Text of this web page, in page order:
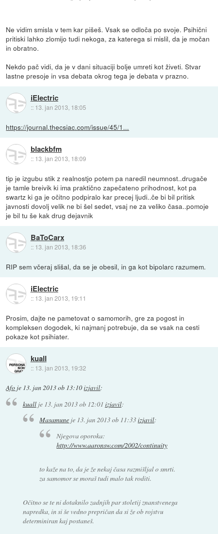
Ne vidim smisla v tem kar pišeš. Vsak se odloča po svoje. Psihični
pritiski lahko zlomijo tudi nekoga, za katerega si mislil, da je močan
in obratno.
Nekdo pač vidi, da je v dani situaciji bolje umreti kot živeti. Stvar
lastne presoje in vsa debata okrog tega je debata v prazno.
iElectric
:: 13. jan 2013, 18:05
https://journal.thecsiac.com/issue/45/1...
blackbfm
:: 13. jan 2013, 18:09
tip je izgubu stik z realnostjo potem pa naredil neumnost..drugače
je tamle breivik ki ima praktično zapečateno prihodnost, kot pa
swartz ki ga je očitno podpiralo kar precej ljudi..če bi bil pritisk
javnosti dovolj velik ne bi šel sedet, vsaj ne za veliko časa..pomoje
je bil tu še kak drug dejavnik
BaToCarx
:: 13. jan 2013, 18:36
RIP sem včeraj slišal, da se je obesil, in ga kot bipolarc razumem.
iElectric
:: 13. jan 2013, 19:11
Prosim, dajte ne pametovat o samomorih, gre za pogost in
kompleksen dogodek, ki najmanj potrebuje, da se vsak na cesti
pokaze kot psihiater.
kuall
:: 13. jan 2013, 19:32
Afo je 13. jan 2013 ob 13:10izjavil:
kuallje 13. jan 2013 ob 12:01 izjavil:
Masamune je 13. jan 2013 ob 11:33izjavil:
Njegova oporoka:
http://www.aaronsw.com/2002/continuity
to kaže na to, da je že nekaj časa razmišljal o smrti.
za samomor se moraš tudi malo tak roditi.
Očitno se te ni dotaknilo zadnjih par stoletij znanstvenega
napredka, in si še vedno prepričan da si že ob rojstvu
determiniran kaj postaneš.